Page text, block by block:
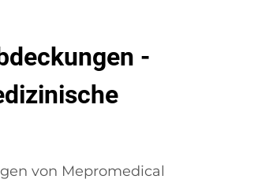
-
von Mepromedical